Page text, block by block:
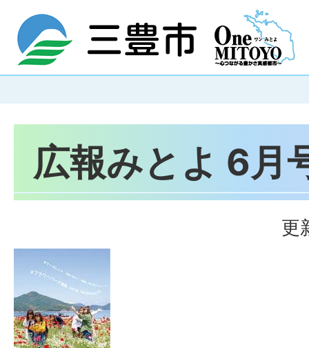
広報みとよ 6月
更